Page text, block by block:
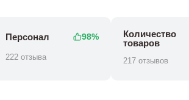
Персонал 98%
222 отзыва
Количество
товаров
217 отзывов